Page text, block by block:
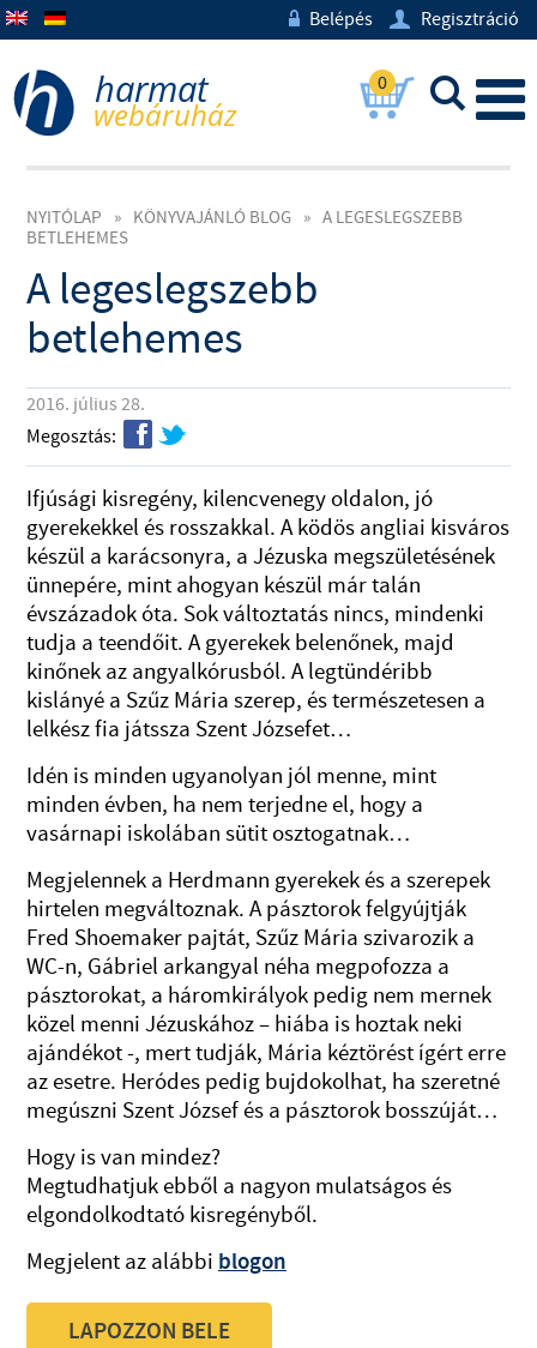
w Belépés U Regisztráció
0 L
NYITÓLAP » KÖNYVAJÁNLÓ BLOG » A LEGESLEGSZEBB
BETLEHEMES
A legeslegszebb
betlehemes
2016. július 28.
Megosztás: ft
Ifjúsági kisregény, kilencvenegy oldalon, jó
gyerekekkel és rosszakkal. A ködös angliai kisváros
készül a karácsonyra, a Jézuska megszületésének
ünnepére, mint ahogyan készül már talán
évszázadok óta. Sok változtatás nincs, mindenki
tudja a teendőit. A gyerekek belenőnek, majd
kinőnek az angyalkórusból. A legtündéribb
kislányé a Szűz Mária szerep, és természetesen a
lelkész fia játssza Szent Józsefet…
Idén is minden ugyanolyan jól menne, mint
minden évben, ha nem terjedne el, hogy a
vasárnapi iskolában sütit osztogatnak…
Megjelennek a Herdmann gyerekek és a szerepek
hirtelen megváltoznak. A pásztorok felgyújtják
Fred Shoemaker pajtát, Szűz Mária szivarozik a
WC-n, Gábriel arkangyal néha megpofozza a
pásztorokat, a háromkirályok pedig nem mernek
közel menni Jézuskához – hiába is hoztak neki
ajándékot -, mert tudják, Mária kéztörést ígért erre
az esetre. Heródes pedig bujdokolhat, ha szeretné
megúszni Szent József és a pásztorok bosszúját…
Hogy is van mindez?
Megtudhatjuk ebből a nagyon mulatságos és
elgondolkodtató kisregényből.
Megjelent az alábbi blogon
LAPOZZON BELE